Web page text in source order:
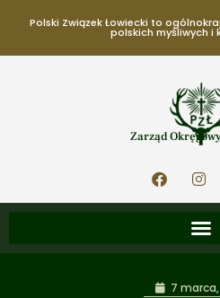
Polski Związek Łowiecki to
polskich myśliwych i
Zarząd
7